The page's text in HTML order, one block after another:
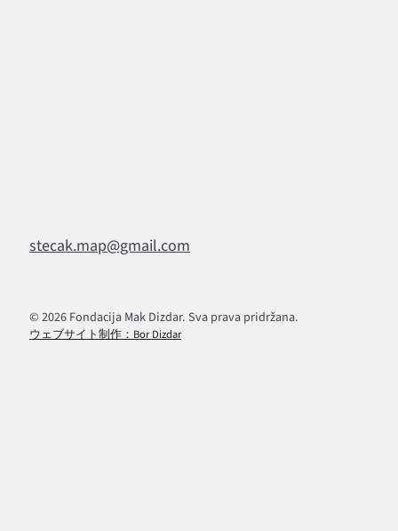
© 2026 Fondacija Mak Dizdar. Sva prava pridržana.
ウェブサイト制作：Bor Dizdar
stecak.map@gmail.com